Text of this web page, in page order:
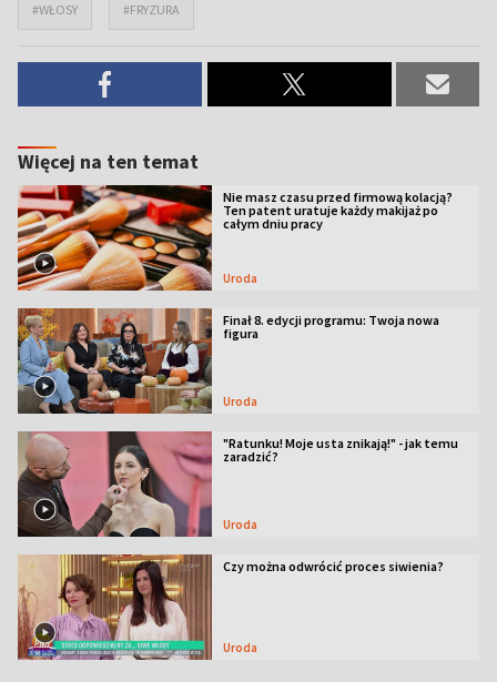
#WŁOSY #FRYZURA
Więcej na ten temat
Nie masz czasu przed firmową kolacją?
Ten patent uratuje każdy makijaż po
całym dniu pracy
Uroda
Finał 8. edycji programu: Twoja nowa
figura
Uroda
"Ratunku! Moje usta znikają!" - jak temu
zaradzić?
Uroda
Czy można odwrócić proces siwienia?
Uroda